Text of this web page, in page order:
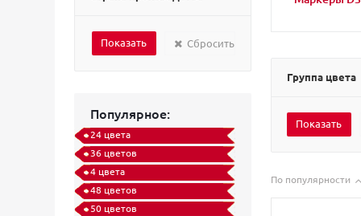
Гознака (1
Сбросить
Популярное:
24 цвета
36 цветов
4 цвета
48 цветов
50 цветов
Группа цвета
По популярности